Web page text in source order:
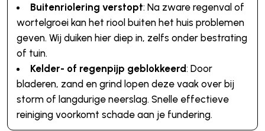
Buitenriolering verstopt: Na zware regenval of
wortelgroei kan het riool buiten het huis problemen
geven. Wij duiken hier diep in, zelfs onder bestrating
of tuin.
Kelder- of regenpijp geblokkeerd: Door
bladeren, zand en grind lopen deze vaak over bij
storm of langdurige neerslag. Snelle effectieve
reiniging voorkomt schade aan je fundering.